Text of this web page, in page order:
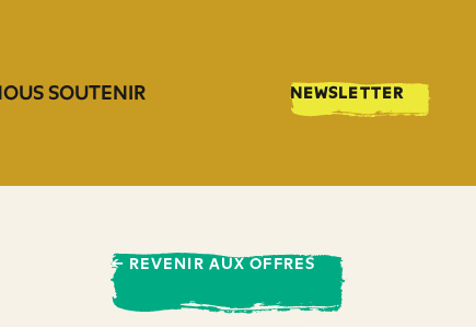
SOUTENIR NEWSLETTER
← REVENIR AUX OFFRES